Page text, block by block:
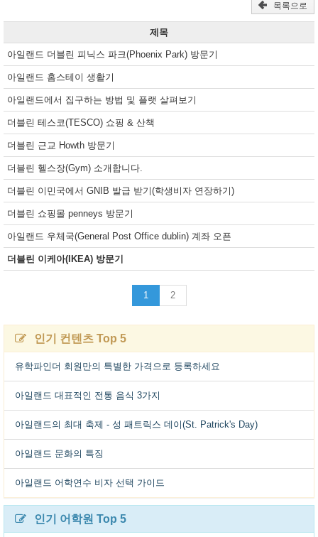
목록으로
제목
아일랜드 더블린 피닉스 파크(Phoenix Park) 방문기
아일랜드 홈스테이 생활기
아일랜드에서 집구하는 방법 및 플랫 살펴보기
더블린 테스코(TESCO) 쇼핑 & 산책
더블린 근교 Howth 방문기
더블린 헬스장(Gym) 소개합니다.
더블린 이민국에서 GNIB 발급 받기(학생비자 연장하기)
더블린 쇼핑몰 penneys 방문기
아일랜드 우체국(General Post Office dublin) 계좌 오픈
더블린 이케아(IKEA) 방문기
1 2
인기 컨텐츠 Top 5
유학파인더 회원만의 특별한 가격으로 등록하세요
아일랜드 대표적인 전통 음식 3가지
아일랜드의 최대 축제 - 성 패트릭스 데이(St. Patrick's Day)
아일랜드 문화의 특징
아일랜드 어학연수 비자 선택 가이드
인기 어학원 Top 5